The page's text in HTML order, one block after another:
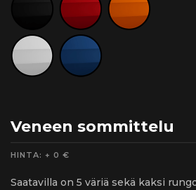
Veneen sommittelu
HINTA: + 0 €
Saatavilla on 5 väriä sekä kaksi